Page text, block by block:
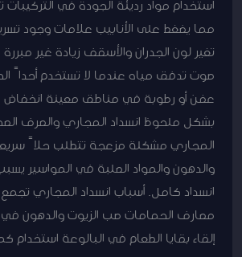
استخدام مواد رديئة الجودة في
مما يضغط على الأنابيب علامات وجود
تغير لون الجدران والأسقف زيادة غير
صوت تدفق مياه عندما لا تستخدم أحداً
عفن أو رطوبة في مناطق معينة انخفاض
بشكل ملحوظ انسداد المجاري والصرف
المجاري مشكلة مزعجة تتطلب حلاً
والدهون والمواد الصلبة في المواسير
انسداد كامل. أسباب انسداد المجاري
مصارف الحمامات صب الزيوت والدهون
إلقاء بقايا الطعام في البالوعة استخدام